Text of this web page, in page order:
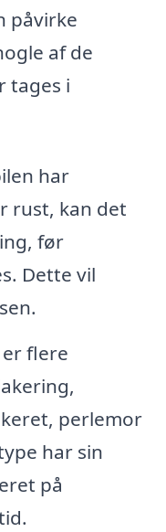
påvirke
af de
tages i
har
rust, kan det
før
Dette vil
flere
perlemor
har sin
på